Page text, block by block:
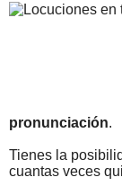
pronunciación.
Tienes la
cuantas veces